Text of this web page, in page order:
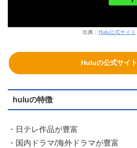
出典： Hulu公式サイト
Huluの公式サイト
huluの特徴
・日テレ作品が豊富
・国内ドラマ/海外ドラマが豊富